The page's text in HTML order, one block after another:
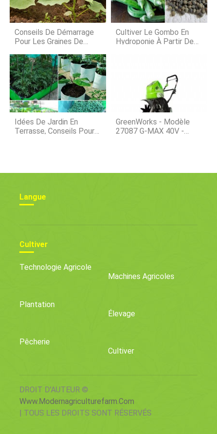
rendements attendus du maïs et du
soja. Les budgets sont différents
aujourdhui Même si les garanties
dassurance-récolt
Conseils De Démarrage
Pour Les Graines De
Cultiver Le Gombo En
Hydroponie À Partir De
Idées De Jardin En
Terrasse, Conseils Pour
GreenWorks - Modèle
27087 G-MAX 40V -
Langue
Cultiver
Technologie Agricole
Machines Agricoles
Plantation
Élevage
Pêcherie
Cultiver
DROIT D'AUTEUR ©
Www.modernagriculturefarm.com
| TOUS LES DROITS SONT RÉSERVÉS